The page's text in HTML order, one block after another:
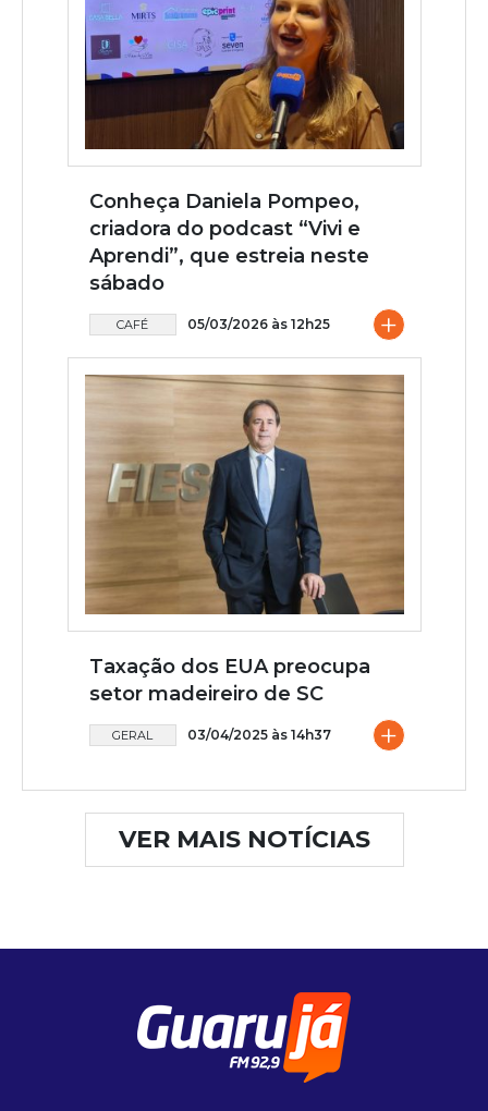
Conheça Daniela Pompeo,
criadora do podcast “Vivi e
Aprendi”, que estreia neste
sábado
CAFÉ 05/03/2026 às 12h25 +
Taxação dos EUA preocupa
setor madeireiro de SC
GERAL 03/04/2025 às 14h37 +
VER MAIS NOTÍCIAS